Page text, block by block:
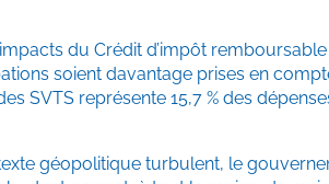
du Crédit d’impôt
soient davantage prises en
SVTS représente 15,7 % des
géopolitique turbulent, le